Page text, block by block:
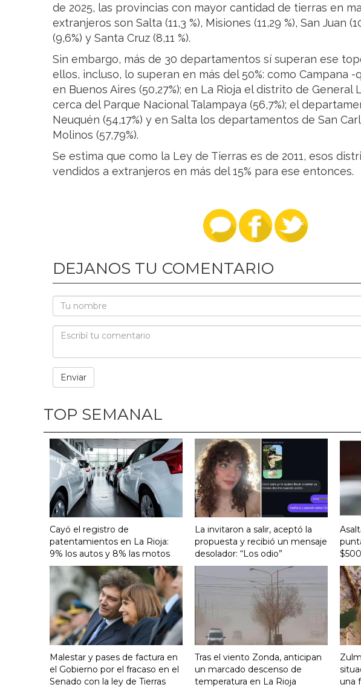
de 2025, las provincias con mayor cantidad de tierras en
extranjeros son Salta (11,3 %), Misiones (11,29 %), San Juan
(9,6%) y Santa Cruz (8,11 %).
Sin embargo, más de 30 departamentos sí superan ese
ellos, incluso, lo superan en más del 50%: como Campana
en Buenos Aires (50,27%); en La Rioja el distrito de General
cerca del Parque Nacional Talampaya (56,7%); el
Neuquén (54,17%) y en Salta los departamentos de San
Molinos (57,79%).
Se estima que como la Ley de Tierras es de 2011, esos
vendidos a extranjeros en más del 15% para ese entonces.
DEJANOS TU COMENTARIO
TOP SEMANAL
Cayó el registro de
patentamientos en La Rioja:
9% los autos y 8% las motos
La invitaron a salir, aceptó la
propuesta y recibió un mensaje
desolador: “Los odio”
Malestar y pases de factura en
el Gobierno por el fracaso en el
Senado con la ley de Tierras
Tras el viento Zonda, anticipan
un marcado descenso de
temperatura en La Rioja
una